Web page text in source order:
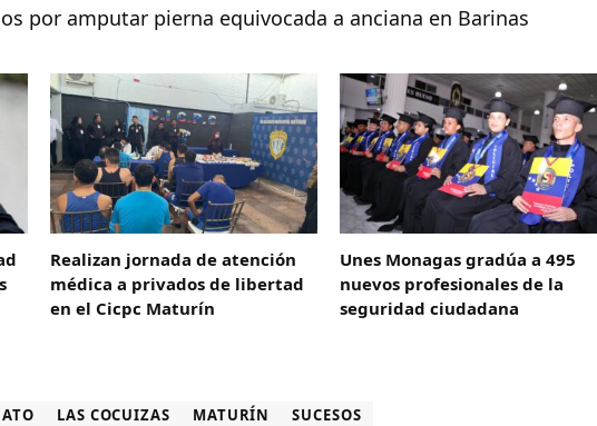
por amputar pierna equivocada a anciana en Barinas
Realizan jornada de atención
médica a privados de libertad
en el Cicpc Maturín
Unes Monagas gradúa a 495
nuevos profesionales de la
seguridad ciudadana
LAS COCUIZAS MATURÍN SUCESOS